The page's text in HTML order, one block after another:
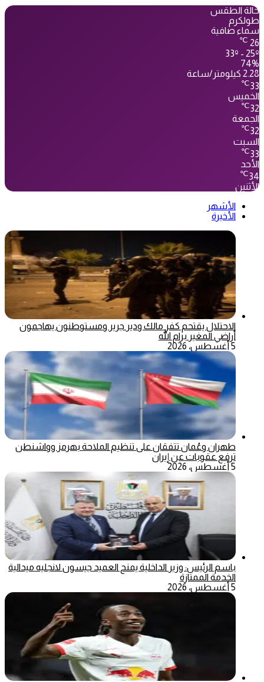
حالة الطقس
طولكرم
سماء صافية
26
℃
33º - 25º
74%
2.28 كيلومتر/ساعة
33
℃
الخميس
32
℃
الجمعة
32
℃
السبت
33
℃
الأحد
34
℃
الأثنين
الأشهر
الأخيرة
الاحتلال يقتحم كفر مالك ودير جرير ومستوطنون يهاجمون
أراضي المغير برام الله
5 أغسطس، 2026
طهران وعُمان تتفقان على تنظيم الملاحة بهرمز وواشنطن
ترفع عقوبات عن إيران
5 أغسطس، 2026
باسم الرئيس: وزير الداخلية يمنح العميد جيسون لانجليه ميدالية
الخدمة الممتازة
5 أغسطس، 2026